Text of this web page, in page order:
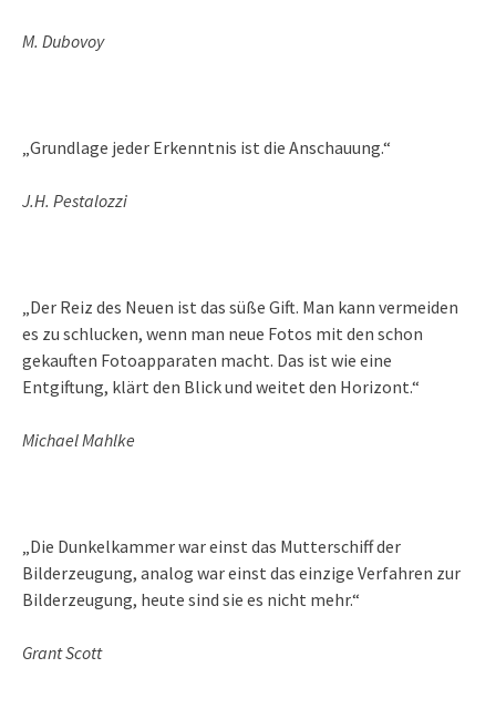
M. Dubovoy
„Grundlage jeder Erkenntnis ist die Anschauung.“
J.H. Pestalozzi
„Der Reiz des Neuen ist das süße Gift. Man kann vermeiden
es zu schlucken, wenn man neue Fotos mit den schon
gekauften Fotoapparaten macht. Das ist wie eine
Entgiftung, klärt den Blick und weitet den Horizont.“
Michael Mahlke
„Die Dunkelkammer war einst das Mutterschiff der
Bilderzeugung, analog war einst das einzige Verfahren zur
Bilderzeugung, heute sind sie es nicht mehr.“
Grant Scott